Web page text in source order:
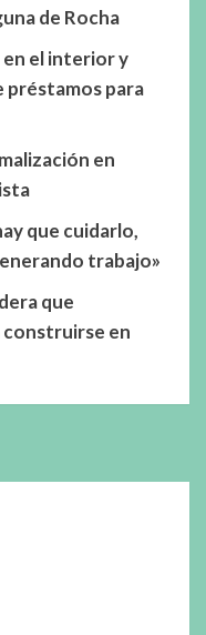
de Rocha
en el interior y
préstamos para
en
que cuidarlo,
trabajo»
que
en